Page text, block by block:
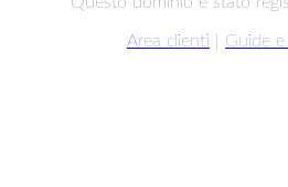
Area clienti Guide e